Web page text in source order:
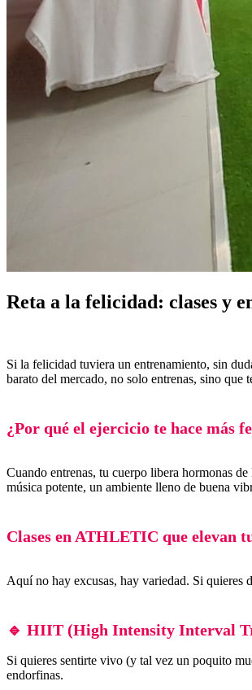
Reta a la felicidad: clases y
Si la felicidad tuviera un entrenamiento, sin
barato del mercado, no solo entrenas, sino que
¿Por qué el ejercicio te hace más
Cuando entrenas, tu cuerpo libera hormonas
música potente, un ambiente lleno de buena
Clases en ATHLETIC que elevan
Aquí no hay excusas, hay variedad. Si quieres
🔹 HIIT (High Intensity Interval
Si quieres sentirte vivo (y tal vez un poquito
endorfinas.